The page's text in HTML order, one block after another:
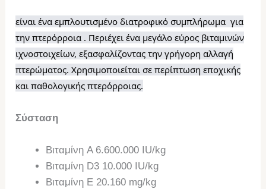
είναι ένα εμπλουτισμένο διατροφικό συμπλήρωμα για
την πτερόρροια . Περιέχει ένα μεγάλο εύρος βιταμινών
ιχνοστοιχείων,εξασφαλίζοντας την γρήγορη αλλαγή
πτερώματος.Χρησιμοποιείται σε περίπτωση εποχικής
και παθολογικής πτερόρροιας.
Σύσταση
Βιταμίνη A 6.600.000 IU/kg
Βιταμίνη D3 10.000 IU/kg
Βιταμίνη E 20.160 mg/kg